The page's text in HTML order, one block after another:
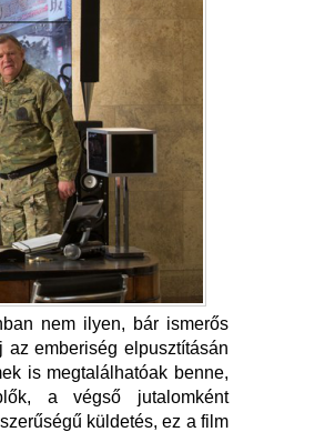
nem ilyen, bár ismerős
emberiség elpusztításán
is megtalálhatóak benne,
a végső jutalomként
küldetés, ez a film